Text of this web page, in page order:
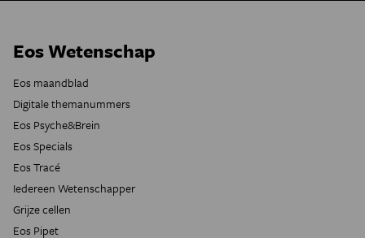
Eos Wetenschap
Eos maandblad
Digitale themanummers
Eos Psyche&Brein
Eos Specials
Eos Tracé
Iedereen Wetenschapper
Grijze cellen
Eos Pipet